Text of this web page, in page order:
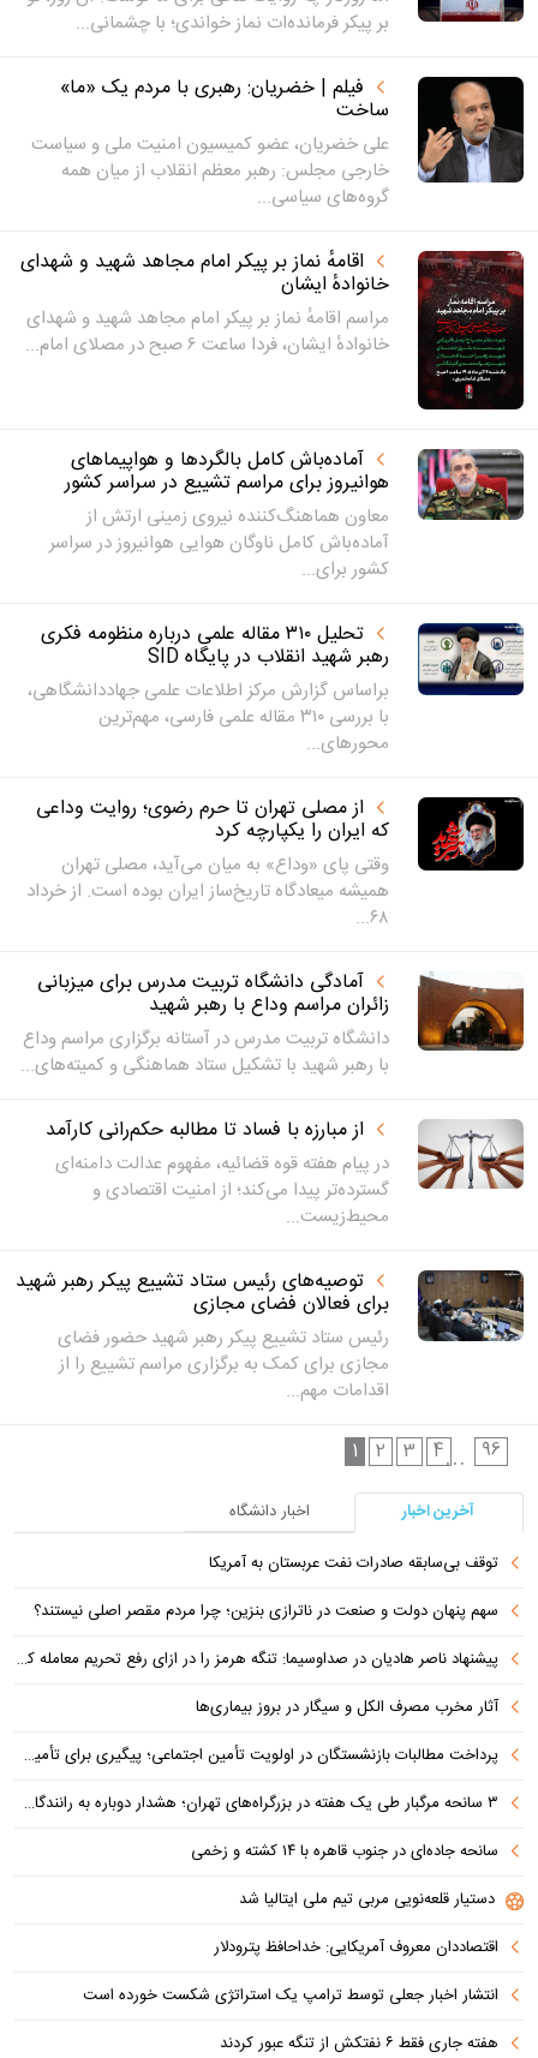
بر پیکر فرمانده‌ات نماز خواندی؛ با چشمانی...
فیلم | خضریان: رهبری با مردم یک «ما»
ساخت
علی خضریان، عضو کمیسیون امنیت ملی و سیاست
خارجی مجلس: رهبر معظم انقلاب از میان همه
گروه‌های سیاسی...
اقامهٔ نماز بر پیکر امام مجاهد شهید و شهدای
خانوادهٔ ایشان
مراسم اقامهٔ نماز بر پیکر امام مجاهد شهید و شهدای
خانوادهٔ ایشان، فردا ساعت ۶ صبح در مصلای امام...
آماده‌باش کامل بالگردها و هواپیماهای
هوانیروز برای مراسم تشییع در سراسر کشور
معاون هماهنگ‌کننده نیروی زمینی ارتش از
آماده‌باش کامل ناوگان هوایی هوانیروز در سراسر
کشور برای...
تحلیل ۳۱۰ مقاله علمی درباره منظومه فکری
رهبر شهید انقلاب در پایگاه SID
براساس گزارش مرکز اطلاعات علمی جهاددانشگاهی،
با بررسی ۳۱۰ مقاله علمی فارسی، مهم‌ترین
محورهای...
از مصلی تهران تا حرم رضوی؛ روایت وداعی
که ایران را یکپارچه کرد
وقتی پای «وداع» به میان می‌آید، مصلی تهران
همیشه میعادگاه تاریخ‌ساز ایران بوده است. از خرداد
۶۸...
آمادگی دانشگاه تربیت مدرس برای میزبانی
زائران مراسم وداع با رهبر شهید
دانشگاه تربیت مدرس در آستانه برگزاری مراسم وداع
با رهبر شهید با تشکیل ستاد هماهنگی و کمیته‌های...
از مبارزه با فساد تا مطالبه حکم‌رانی کارآمد
در پیام هفته قوه قضائیه، مفهوم عدالت دامنه‌ای
گسترده‌تر پیدا می‌کند؛ از امنیت اقتصادی و
محیط‌زیست...
توصیه‌های رئیس ستاد تشییع پیکر رهبر شهید
برای فعالان فضای مجازی
رئیس ستاد تشییع پیکر رهبر شهید حضور فضای
مجازی برای کمک به برگزاری مراسم تشییع را از
اقدامات مهم...
1
2 3 4... 96
آخرین اخبار
اخبار دانشگاه
توقف بی‌سابقه صادرات نفت عربستان به آمریکا
سهم پنهان دولت و صنعت در ناترازی بنزین؛ چرا مردم مقصر اصلی نیستند؟
پیشنهاد ناصر هادیان در صداوسیما: تنگه هرمز را در ازای رفع تحریم معامله کنیم
آثار مخرب مصرف الکل و سیگار در بروز بیماری‌ها
پرداخت مطالبات بازنشستگان در اولویت تأمین اجتماعی؛ پیگیری برای تأمین منابع ادامه دارد
۳ سانحه مرگبار طی یک هفته در بزرگراه‌های تهران؛ هشدار دوباره به رانندگان و عابران
سانحه جاده‌ای در جنوب قاهره با ۱۴ کشته و زخمی
دستیار قلعه‌نویی مربی تیم ملی ایتالیا شد
اقتصاددان معروف آمریکایی: خداحافظ پترودلار
انتشار اخبار جعلی توسط ترامپ یک استراتژی شکست خورده است
هفته جاری فقط ۶ نفتکش از تنگه عبور کردند